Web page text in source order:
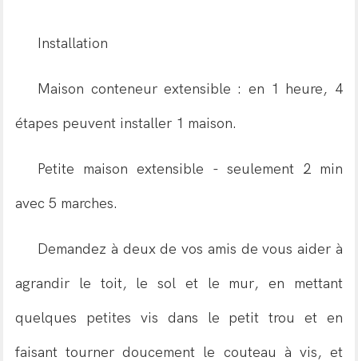
Installation
Maison conteneur extensible : en 1 heure, 4
étapes peuvent installer 1 maison.
Petite maison extensible - seulement 2 min
avec 5 marches.
Demandez à deux de vos amis de vous aider à
agrandir le toit, le sol et le mur, en mettant
quelques petites vis dans le petit trou et en
faisant tourner doucement le couteau à vis, et